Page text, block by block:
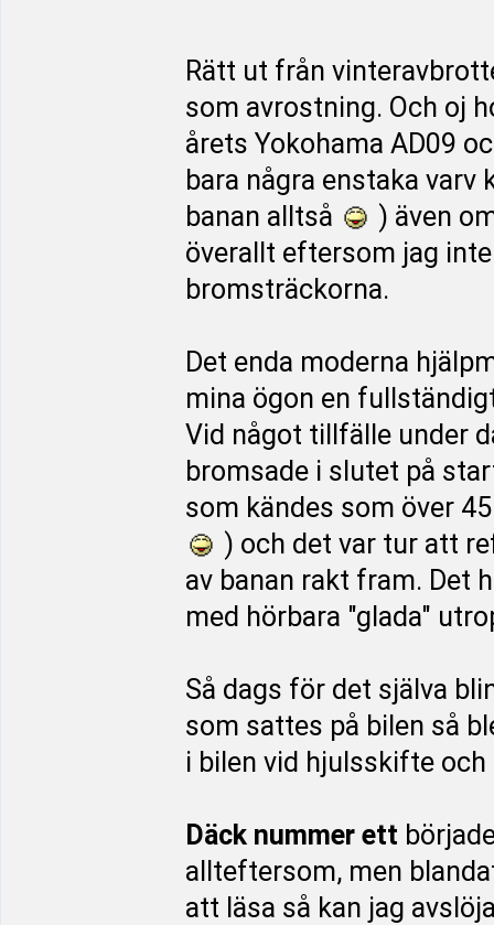
Rätt ut från
som avrostning. Och oj
årets Yokohama AD09
bara några enstaka
banan alltså
) även
överallt eftersom jag
bromsträckorna.
Det enda moderna
mina ögon en
Vid något tillfälle under
bromsade i slutet på
som kändes som över
) och det var tur att
av banan rakt fram. Det
med hörbara "glada"
Så dags för det själva
som sattes på bilen så
i bilen vid hjulsskifte
Däck nummer ett
allteftersom, men
att läsa så kan jag